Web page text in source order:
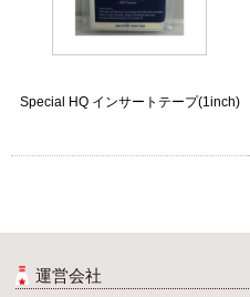
Special HQ インサートテープ(1inch)
運営会社